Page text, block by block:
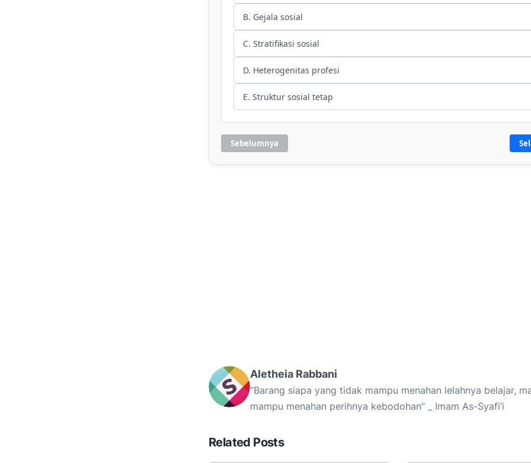
B. Gejala sosial
C. Stratifikasi sosial
D. Heterogenitas profesi
E. Struktur sosial tetap
Sebelumnya
Aletheia Rabbani
“Barang siapa yang tidak mampu menahan lelahnya belajar,
mampu menahan perihnya kebodohan” _ Imam As-Syafi’i
Related Posts